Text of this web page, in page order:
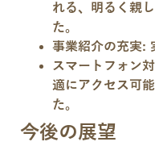
れる、明るく親
た。
事業紹介の充実:
スマートフォン
適にアクセス可
た。
今後の展望